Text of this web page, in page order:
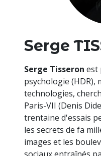
Serge
Serge Tisseron est
psychologie (HDR),
technologies,
Paris-VII (Denis
trentaine d'essais
les secrets de fa
images et les